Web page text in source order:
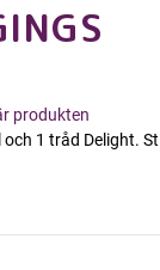
produkten
1 tråd Delight.